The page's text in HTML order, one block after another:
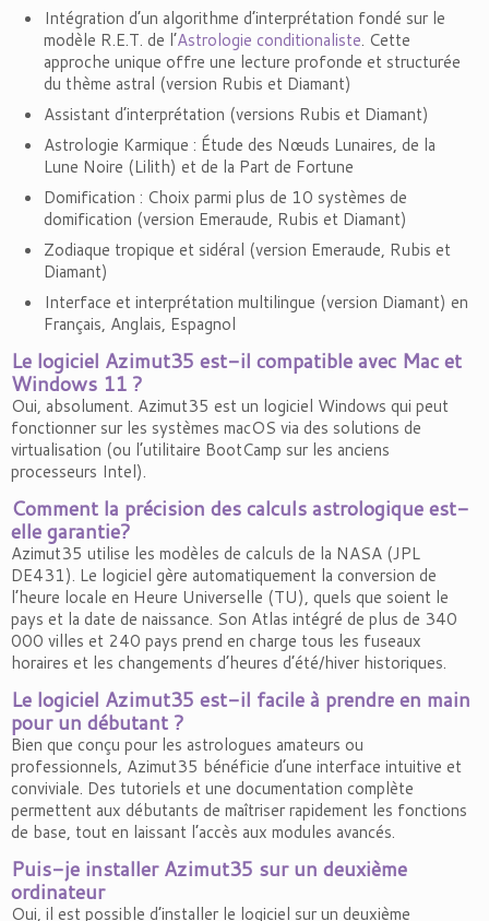
Intégration d’un algorithme d’interprétation fondé sur le
modèle R.E.T. de l’Astrologie conditionaliste. Cette
approche unique offre une lecture profonde et structurée
du thème astral (version Rubis et Diamant)
Assistant d’interprétation (versions Rubis et Diamant)
Astrologie Karmique : Étude des Nœuds Lunaires, de la
Lune Noire (Lilith) et de la Part de Fortune
Domification : Choix parmi plus de 10 systèmes de
domification (version Emeraude, Rubis et Diamant)
Zodiaque tropique et sidéral (version Emeraude, Rubis et
Diamant)
Interface et interprétation multilingue (version Diamant) en
Français, Anglais, Espagnol
Le logiciel Azimut35 est-il compatible avec Mac et
Windows 11 ?
Oui, absolument. Azimut35 est un logiciel Windows qui peut
fonctionner sur les systèmes macOS via des solutions de
virtualisation (ou l’utilitaire BootCamp sur les anciens
processeurs Intel).
Comment la précision des calculs astrologique est-
elle garantie?
Azimut35 utilise les modèles de calculs de la NASA (JPL
DE431). Le logiciel gère automatiquement la conversion de
l’heure locale en Heure Universelle (TU), quels que soient le
pays et la date de naissance. Son Atlas intégré de plus de 340
000 villes et 240 pays prend en charge tous les fuseaux
horaires et les changements d’heures d’été/hiver historiques.
Le logiciel Azimut35 est-il facile à prendre en main
pour un débutant ?
Bien que conçu pour les astrologues amateurs ou
professionnels, Azimut35 bénéficie d’une interface intuitive et
conviviale. Des tutoriels et une documentation complète
permettent aux débutants de maîtriser rapidement les fonctions
de base, tout en laissant l’accès aux modules avancés.
Puis-je installer Azimut35 sur un deuxième
ordinateur
Oui, il est possible d’installer le logiciel sur un deuxième